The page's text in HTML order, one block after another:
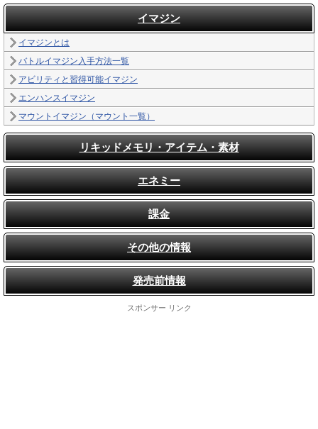
イマジン
イマジンとは
バトルイマジン入手方法一覧
アビリティと習得可能イマジン
エンハンスイマジン
マウントイマジン（マウント一覧）
リキッドメモリ・アイテム・素材
エネミー
課金
その他の情報
発売前情報
スポンサー リンク